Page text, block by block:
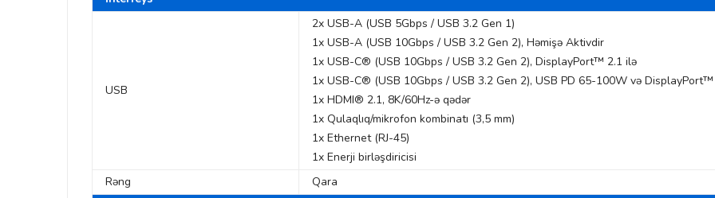
USB
2x USB-A (USB 5Gbps / USB 3.2 Gen 1)
1x USB-A (USB 10Gbps / USB 3.2 Gen 2), Həmişə Aktivdir
1x USB-C® (USB 10Gbps / USB 3.2 Gen 2), DisplayPort™ 2.1 ilə
1x USB-C® (USB 10Gbps / USB 3.2 Gen 2), USB PD 65-100W və
1x HDMI® 2.1, 8K/60Hz-ə qədər
1x Qulaqlıq/mikrofon kombinatı (3,5 mm)
1x Ethernet (RJ-45)
1x Enerji birləşdiricisi
Rəng
Qara